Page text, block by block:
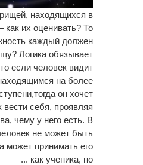
находящихся в
как их оценивать? То
каждый должен
Логика обязывает
если человек видит
на более
он хочет
вести себя, проявляя
чему у него есть. В
не может быть
может принимать его
как ученика, но ...